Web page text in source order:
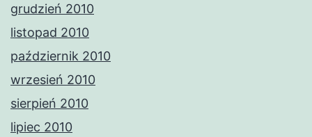
grudzień 2010
listopad 2010
październik 2010
wrzesień 2010
sierpień 2010
lipiec 2010